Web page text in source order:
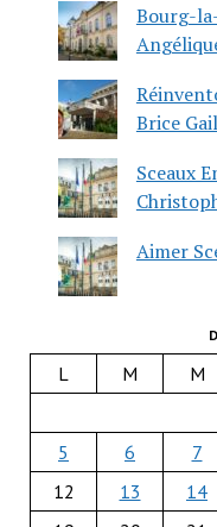
Bourg-
Brice
Sceaux
Aimer
L M M
5
6 7
12
13 14